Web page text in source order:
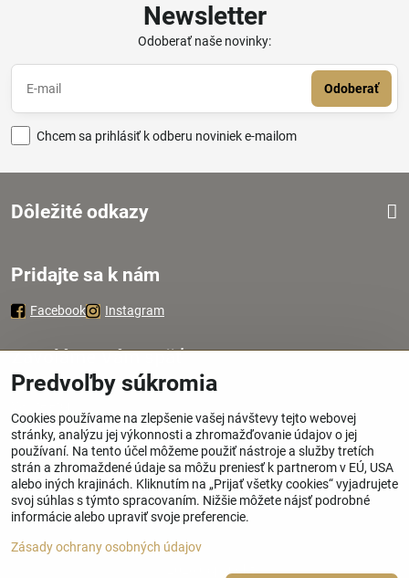
Newsletter
Odoberať naše novinky:
Odoberať
Chcem sa prihlásiť k odberu noviniek e-mailom
Dôležité odkazy
Pridajte sa k nám
Facebook Instagram
Zavoláme Vám späť
Odoslať
Predvoľby súkromia
Cookies používame na zlepšenie vašej návštevy tejto webovej
stránky, analýzu jej výkonnosti a zhromažďovanie údajov o jej
používaní. Na tento účel môžeme použiť nástroje a služby tretích
strán a zhromaždené údaje sa môžu preniesť k partnerom v EÚ, USA
alebo iných krajinách. Kliknutím na „Prijať všetky cookies“ vyjadrujete
svoj súhlas s týmto spracovaním. Nižšie môžete nájsť podrobné
informácie alebo upraviť svoje preferencie.
Zásady ochrany osobných údajov